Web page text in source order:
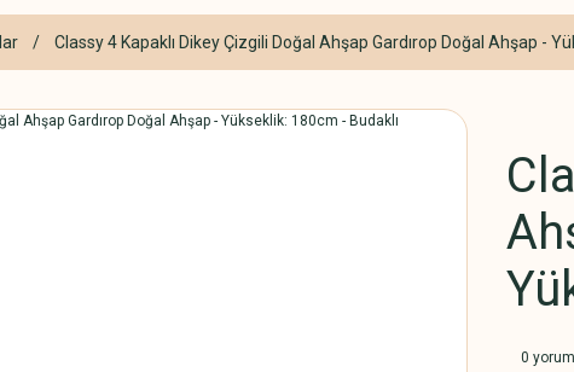
Classy 4 Kapaklı Dikey Çizgili Doğal Ahşap Gardırop Doğal Ahşap -
0 yorum